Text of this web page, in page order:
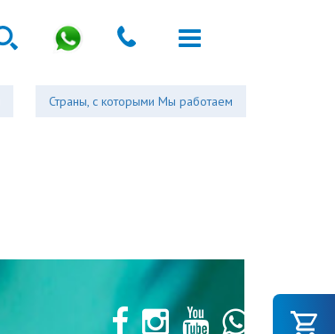
Страны, с которыми Мы работаем